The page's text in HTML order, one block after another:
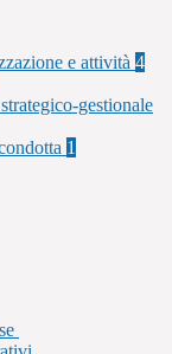
e attività 4
gestionale
1